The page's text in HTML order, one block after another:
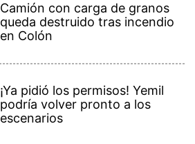
Camión con carga de granos
queda destruido tras incendio
en Colón
¡Ya pidió los permisos! Yemil
podría volver pronto a los
escenarios